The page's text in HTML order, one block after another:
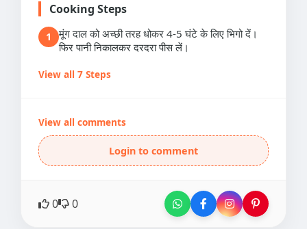
Cooking Steps
1
मूंग दाल को अच्छी तरह धोकर 4-5 घंटे के लिए भिगो दें।
फिर पानी निकालकर दरदरा पीस लें।
View all 7 Steps
View all comments
Login to comment
0 0